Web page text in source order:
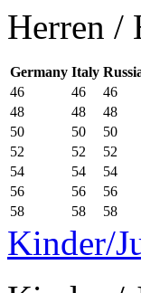
Herren /
Germany Italy
46
46
46
48
48
48
50
50
50
52
52
52
54
54
54
56
56
56
58
58 58
Kinder/